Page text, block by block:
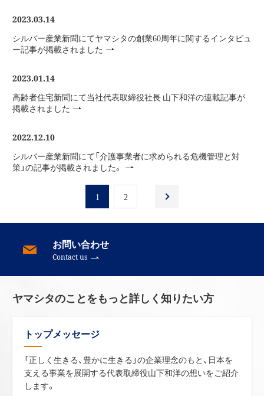
2023.03.14
シルバー産業新聞にてヤマシタの創業60周年に関するインタビュ
ー記事が掲載されました
2023.01.14
高齢者住宅新聞にて当社代表取締役社長 山下和洋の連載記事が
掲載されました
2022.12.10
シルバー産業新聞にて「介護事業者に求められる危機管理と対
策」の記事が掲載されました。
1 2
お問い合わせ
Contact us
ヤマシタのことをもっと詳しく知りたい方
トップメッセージ
「正しく生きる、豊かに生きる」の企業理念のもと、日本を
支える事業を展開する代表取締役山下和洋の想いをご紹介
します。